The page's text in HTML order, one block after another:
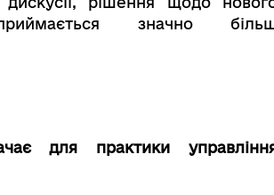
значно
для практики